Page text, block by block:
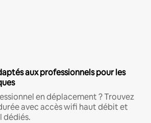
aux professionnels pour les
en déplacement ? Trouvez
avec accès wifi haut débit et
dédiés.